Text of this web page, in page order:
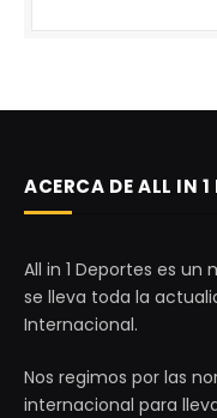
ACERCA DE ALL IN 1
All in 1 Deportes es
se lleva toda la
Internacional.
Nos regimos por las
internacional para